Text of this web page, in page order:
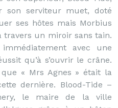
son serviteur muet, doté
ses hôtes mais Morbius
travers un miroir sans tain.
avec une
qu’à s’ouvrir le crâne.
« Mrs Agnes » était la
dernière. Blood-Tide –
le maire de la ville